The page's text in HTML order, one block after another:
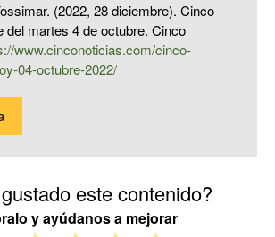
(2022, 28 diciembre). Cinco
del martes 4 de octubre. Cinco
www.cinconoticias.com/cinco-
04-octubre-2022/
este contenido?
y ayúdanos a mejorar